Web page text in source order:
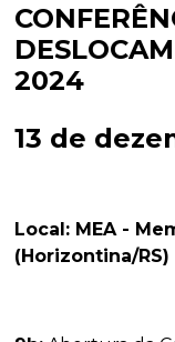
2024
13 de
Local: MEA -
(Horizontina/RS)